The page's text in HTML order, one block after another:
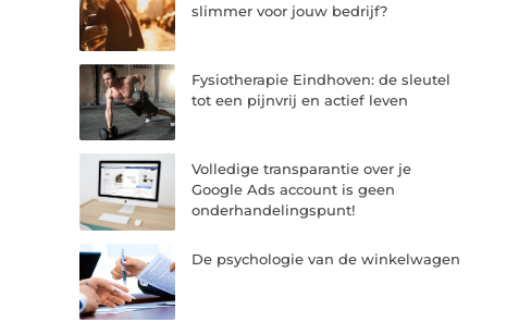
slimmer voor jouw bedrijf?
Fysiotherapie Eindhoven: de sleutel
tot een pijnvrij en actief leven
Volledige transparantie over je
Google Ads account is geen
onderhandelingspunt!
De psychologie van de winkelwagen